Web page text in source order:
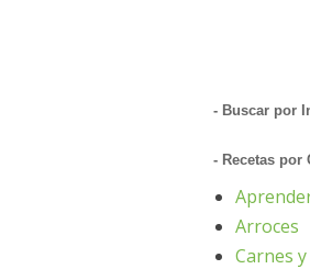
- Buscar por
- Recetas por
Arroces
Carnes y